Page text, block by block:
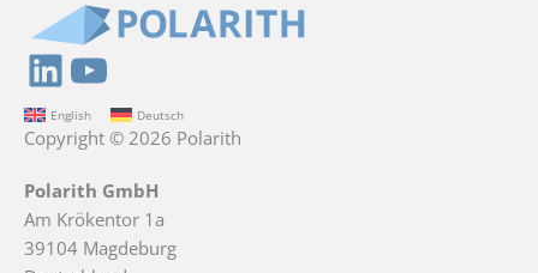
LinkedIn
YouTube
English Deutsch
Copyright © 2026 Polarith
Polarith GmbH
Am Krökentor 1a
39104 Magdeburg